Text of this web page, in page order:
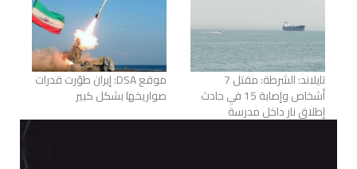
تايلاند: الشرطة: مقتل 7
أشخاص وإصابة 15 في حادث
إطلاق نار داخل مدرسة
موقع DSA: إيران طوّرت قدرات
صواريخها بشكل كبير